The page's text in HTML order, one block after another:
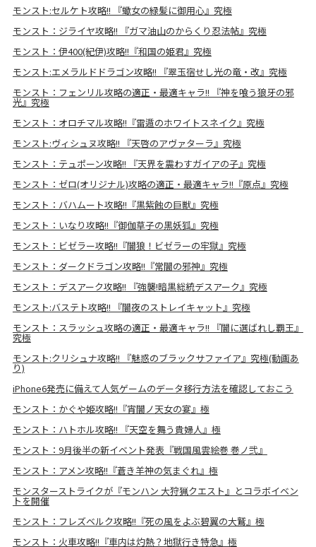
モンスト:セルケト攻略!! 『蠍女の緑髪に御用心』究極
モンスト：ジライヤ攻略!! 『ガマ油山のからくり忍法帖』究極
モンスト：伊400(紀伊)攻略!!『和国の姫君』究極
モンスト:エメラルドドラゴン攻略!! 『翠玉宿せし光の竜・改』究極
モンスト：フェンリル攻略の適正・最適キャラ!! 『神を喰う狼牙の邪
光』究極
モンスト：オロチマル攻略!!『雷遁のホワイトスネイク』究極
モンスト:ヴィシュヌ攻略!! 『天啓のアヴァターラ』究極
モンスト：テュポーン攻略!! 『天界を震わすガイアの子』究極
モンスト：ゼロ(オリジナル)攻略の適正・最適キャラ!!『原点』究極
モンスト：バハムート攻略!!『黒紫蝕の巨獣』究極
モンスト：いなり攻略!!『御伽草子の黒妖狐』究極
モンスト：ビゼラー攻略!!『闇狼！ビゼラーの牢獄』究極
モンスト：ダークドラゴン攻略!!『常闇の邪神』究極
モンスト：デスアーク攻略!! 『強襲!暗黒総統デスアーク』究極
モンスト:バステト攻略!! 『闇夜のストレイキャット』究極
モンスト：スラッシュ攻略の適正・最適キャラ!! 『闇に選ばれし覇王』
究極
モンスト:クリシュナ攻略!! 『魅惑のブラックサファイア』究極(動画あ
り)
iPhone6発売に備えて人気ゲームのデータ移行方法を確認しておこう
モンスト：かぐや姫攻略!!『宵闇ノ天女の宴』極
モンスト：ハトホル攻略!! 『天空を舞う貴婦人』極
モンスト：9月後半の新イベント発表『戦国風雲絵巻 巻ノ弐』
モンスト：アメン攻略!!『蒼き羊神の気まぐれ』極
モンスターストライクが『モンハン 大狩猟クエスト』とコラボイベン
トを開催
モンスト：フレズベルク攻略!!『死の風をよぶ碧翼の大鷲』極
モンスト：火車攻略!!『車内は灼熱？地獄行き特急』極